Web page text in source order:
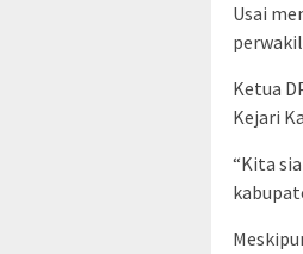
Usai
Ketua
Kejari
“Kita